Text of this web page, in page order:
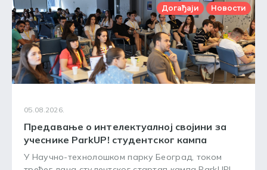
Догађаји Новости
05.08.2026.
Предавање о интелектуалној својини за
учеснике ParkUP! студентског кампа
У Научно-технолошком парку Београд, током